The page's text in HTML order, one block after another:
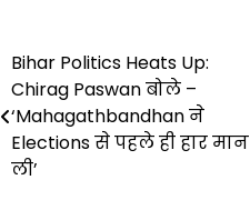
navigation
Bihar Politics Heats Up:
Chirag Paswan बोले –
‘Mahagathbandhan ने
Elections से पहले ही हार मान
ली’